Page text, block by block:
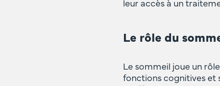
leur accès à un
Le rôle du
Le sommeil joue un
fonctions cognitives et